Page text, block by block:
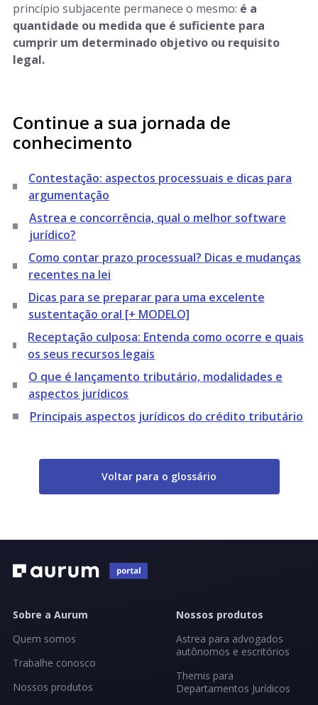
princípio subjacente permanece o mesmo: é a
quantidade ou medida que é suficiente para
cumprir um determinado objetivo ou requisito
legal.
Continue a sua jornada de
conhecimento
Contestação: aspectos processuais e dicas para
argumentação
Astrea e concorrência, qual o melhor software
jurídico?
Como contar prazo processual? Dicas e mudanças
recentes na lei
Dicas para se preparar para uma excelente
sustentação oral [+ MODELO]
Receptação culposa: Entenda como ocorre e quais
os seus recursos legais
O que é lançamento tributário, modalidades e
aspectos jurídicos
Principais aspectos jurídicos do crédito tributário
Voltar para o glossário
Sobre a Aurum
Quem somos
Trabalhe conosco
Nossos produtos
Nossos produtos
Astrea para advogados
autônomos e escritórios
Themis para
Departamentos Jurídicos